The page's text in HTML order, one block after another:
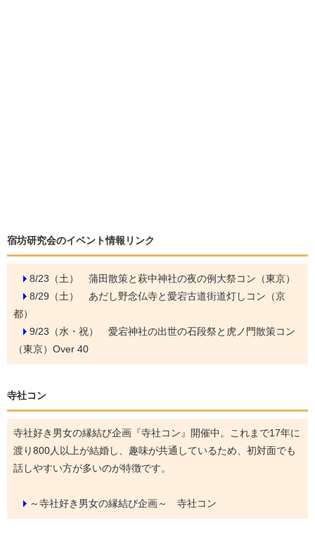
宿坊研究会のイベント情報リンク
8/23（土） 蒲田散策と萩中神社の夜の例大祭コン（東京）
8/29（土） あだし野念仏寺と愛宕古道街道灯しコン（京
都）
9/23（水・祝） 愛宕神社の出世の石段祭と虎ノ門散策コン
（東京）Over 40
寺社コン
寺社好き男女の縁結び企画『寺社コン』開催中。これまで17年に
渡り800人以上が結婚し、趣味が共通しているため、初対面でも
話しやすい方が多いのが特徴です。
～寺社好き男女の縁結び企画～ 寺社コン